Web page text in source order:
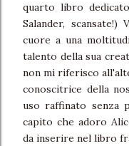
quarto libro
Salander,
cuore a una
talento della sua
non mi riferisco
conoscitrice della
uso raffinato senza
capito che adoro
da inserire nel libro